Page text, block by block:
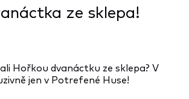
ze sklepa!
Hořkou dvanáctku ze sklepa? V
jen v Potrefené Huse!